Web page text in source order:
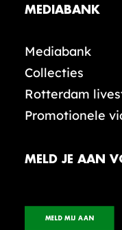
MEDIABANK
Mediabank
Collecties
Rotterdam
Promotionele
MELD JE AAN
MELD MIJ AAN